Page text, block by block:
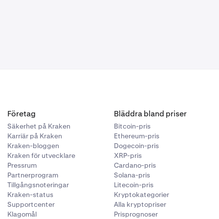
handeln
Företag
Säkerhet på Kraken
Karriär på Kraken
Kraken-bloggen
Kraken för utvecklare
Pressrum
Partnerprogram
Tillgångsnoteringar
Kraken-status
Supportcenter
Klagomål
Bläddra bland priser
Bitcoin-pris
Ethereum-pris
Dogecoin-pris
XRP-pris
Cardano-pris
Solana-pris
Litecoin-pris
Kryptokategorier
Alla kryptopriser
Prisprognoser